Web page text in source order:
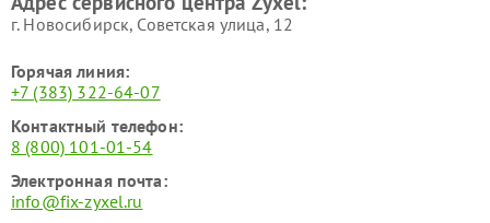
г. Новосибирск, Советская улица, 12
Горячая линия:
+7 (383) 322-64-07
Контактный телефон:
8 (800) 101-01-54
Электронная почта:
info@fix-zyxel.ru